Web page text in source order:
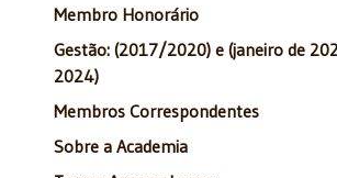
Membro Honorário
Gestão: (2017/2020) e (janeiro de
2024)
Membros Correspondentes
Sobre a Academia